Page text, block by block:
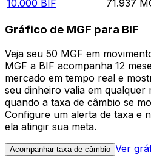
10.000 BIF 71.937
Gráfico de MGF para BIF
Veja seu 50 MGF em
MGF a BIF acompanha 12
mercado em tempo real e
seu dinheiro valia em qualquer
quando a taxa de câmbio se
Configure um alerta de taxa e
ela atingir sua meta.
Acompanhar taxa de câmbio Ver